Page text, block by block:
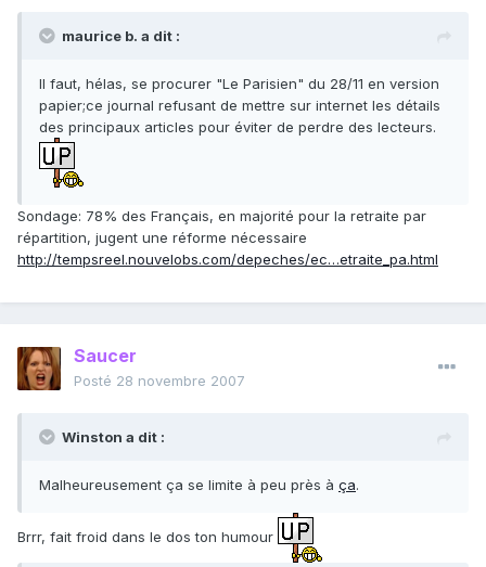
maurice b. a dit :
Il faut, hélas, se procurer "Le Parisien" du 28/11 en version
papier;ce journal refusant de mettre sur internet les détails
des principaux articles pour éviter de perdre des lecteurs.
Sondage: 78% des Français, en majorité pour la retraite par
répartition, jugent une réforme nécessaire
http://tempsreel.nouvelobs.com/depeches/ec…etraite_pa.html
Saucer
Posté 28 novembre 2007
Winston a dit :
Malheureusement ça se limite à peu près à ça.
Brrr, fait froid dans le dos ton humour